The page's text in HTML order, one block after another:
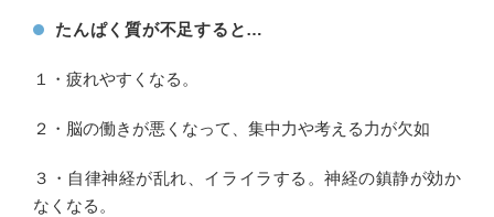
たんぱく質が不足すると…
１・疲れやすくなる。
２・脳の働きが悪くなって、集中力や考える力が欠如
３・自律神経が乱れ、イライラする。神経の鎮静が効か
なくなる。